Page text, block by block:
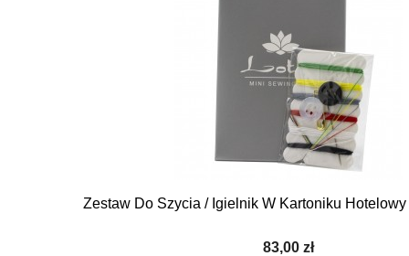
Zestaw Do Szycia / Igielnik W Kartoniku
83,00 zł